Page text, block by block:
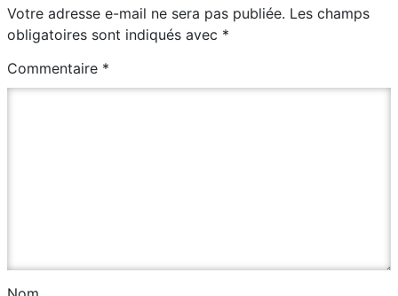
Votre adresse e-mail ne sera pas publiée. Les champs
obligatoires sont indiqués avec *
Commentaire *